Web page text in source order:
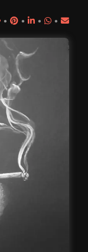
• • • •